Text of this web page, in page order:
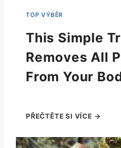
This Simple
Removes All
From Your